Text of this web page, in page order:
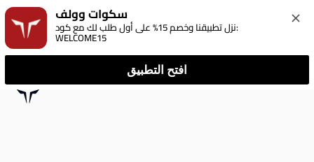
سكوات وولف
نزل تطبيقنا وخصم 15% على أول طلب لك مع كود:
WELCOME15
افتح التطبيق